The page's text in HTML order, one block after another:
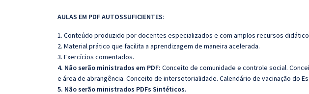
AULAS EM PDF AUTOSSUFICIENTES:
1. Conteúdo produzido por docentes especializados e com amplos recursos
2. Material prático que facilita a aprendizagem de maneira acelerada.
3. Exercícios comentados.
4. Não serão ministrados em PDF: Conceito de comunidade e controle social.
e área de abrangência. Conceito de intersetorialidade. Calendário de vacinação do
5. Não serão ministrados PDFs Sintéticos.